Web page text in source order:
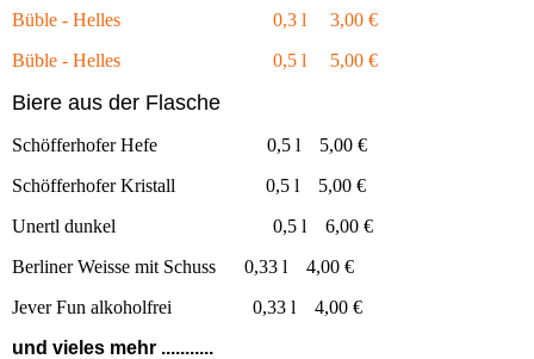
Büble - Helles 0,3 l 3,00 €
Büble - Helles 0,5 l 5,00 €
Biere aus der Flasche
Schöfferhofer Hefe 0,5 l 5,00 €
Schöfferhofer Kristall 0,5 l 5,00 €
Unertl dunkel 0,5 l 6,00 €
Berliner Weisse mit Schuss 0,33 l 4,00 €
Jever Fun alkoholfrei 0,33 l 4,00 €
und vieles mehr ...........